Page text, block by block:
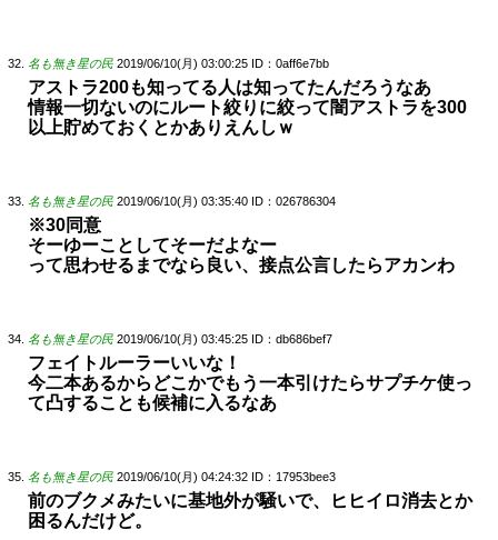
名も無き星の民 2019/06/10(月) 03:00:25 ID：0aff6e7bb
アストラ200も知ってる人は知ってたんだろうなあ
情報一切ないのにルート絞りに絞って闇アストラを300
以上貯めておくとかありえんしｗ
名も無き星の民 2019/06/10(月) 03:35:40 ID：026786304
※30同意
そーゆーことしてそーだよなー
って思わせるまでなら良い、接点公言したらアカンわ
名も無き星の民 2019/06/10(月) 03:45:25 ID：db686bef7
フェイトルーラーいいな！
今二本あるからどこかでもう一本引けたらサプチケ使っ
て凸することも候補に入るなあ
名も無き星の民 2019/06/10(月) 04:24:32 ID：17953bee3
前のブクメみたいに基地外が騒いで、ヒヒイロ消去とか
困るんだけど。